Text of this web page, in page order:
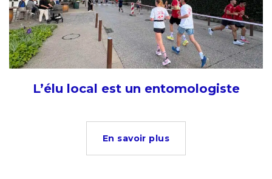
L’élu local est un entomologiste
En savoir plus